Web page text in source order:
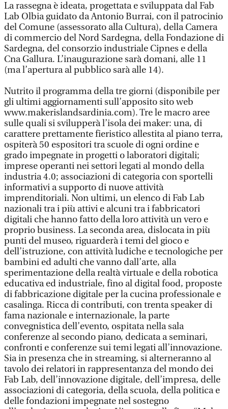
La rassegna è ideata, progettata e sviluppata dal Fab
Lab Olbia guidato da Antonio Burrai, con il patrocinio
del Comune (assessorato alla Cultura), della Camera
di commercio del Nord Sardegna, della Fondazione di
Sardegna, del consorzio industriale Cipnes e della
Cna Gallura. L’inaugurazione sarà domani, alle 11
(ma l’apertura al pubblico sarà alle 14).
Nutrito il programma della tre giorni (disponibile per
gli ultimi aggiornamenti sull’apposito sito web
www.makerislandsardinia.com). Tre le macro aree
sulle quali si svilupperà l’isola dei maker: una, di
carattere prettamente fieristico allestita al piano terra,
ospiterà 50 espositori tra scuole di ogni ordine e
grado impegnate in progetti o laboratori digitali;
imprese operanti nei settori legati al mondo della
industria 4.0; associazioni di categoria con sportelli
informativi a supporto di nuove attività
imprenditoriali. Non ultimi, un elenco di Fab Lab
nazionali tra i più attivi e alcuni tra i fabbricatori
digitali che hanno fatto della loro attività un vero e
proprio business. La seconda area, dislocata in più
punti del museo, riguarderà i temi del gioco e
dell’istruzione, con attività ludiche e tecnologiche per
bambini ed adulti che vanno dall’arte, alla
sperimentazione della realtà virtuale e della robotica
educativa ed industriale, fino al digital food, proposte
di fabbricazione digitale per la cucina professionale e
casalinga. Ricca di contributi, con trenta speaker di
fama nazionale e internazionale, la parte
convegnistica dell’evento, ospitata nella sala
conferenze al secondo piano, dedicata a seminari,
confronti e conferenze sui temi legati all’innovazione.
Sia in presenza che in streaming, si alterneranno al
tavolo dei relatori in rappresentanza del mondo dei
Fab Lab, dell’innovazione digitale, dell’impresa, delle
associazioni di categoria, della scuola, della politica e
delle fondazioni impegnate nel sostegno